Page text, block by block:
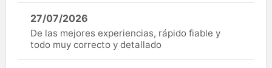
27/07/2026
De las mejores experiencias, rápido fiable y
todo muy correcto y detallado